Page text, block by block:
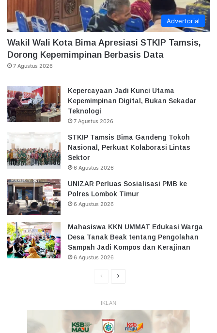
Advertorial
Wakil Wali Kota Bima Apresiasi STKIP Tamsis,
Dorong Kepemimpinan Berbasis Data
7 Agustus 2026
Kepercayaan Jadi Kunci Utama
Kepemimpinan Digital, Bukan Sekadar
Teknologi
7 Agustus 2026
STKIP Tamsis Bima Gandeng Tokoh
Nasional, Perkuat Kolaborasi Lintas
Sektor
6 Agustus 2026
UNIZAR Perluas Sosialisasi PMB ke
Polres Lombok Timur
6 Agustus 2026
Mahasiswa KKN UMMAT Edukasi Warga
Desa Tanak Beak tentang Pengolahan
Sampah Jadi Kompos dan Kerajinan
6 Agustus 2026
HalamanHalaman
IKLAN